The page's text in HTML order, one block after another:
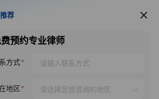
服务推荐
荐
预约专业律师
方式
地区